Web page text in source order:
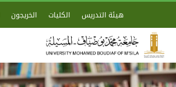
هيئة التدريس الكليات الخريجون